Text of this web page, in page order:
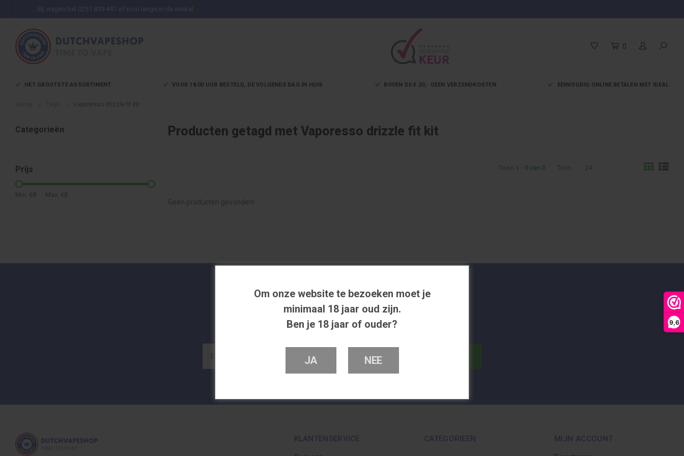
Om onze website te bezoeken moet je
minimaal 18 jaar oud zijn.
Ben je 18 jaar of ouder?
JA NEE
9,6
Bij vragen bel 0251 839 447 of kom langs in de winkel
0
HET GROOTSTE ASSORTIMENT VOOR 18.00 UUR BESTELD, DE VOLGENDE DAG IN HUIS BOVEN DE € 20,- GEEN VERZENDKOSTEN EENVOUDIG ONLINE BETALEN MET IDEAL
Vaporesso drizzle fit kit
Categorieën
Prijs
Min: € 0 Max: € 5
Producten getagd met Vaporesso drizzle fit kit
Toon 1 - 0 van 0 Toon: 24
Geen producten gevonden!...
Meld je aan voor onze nieuwsbrief
Ontvang de laatste updates, nieuws en aanbiedingen via email
KLANTENSERVICE CATEGORIEËN MIJN ACCOUNT